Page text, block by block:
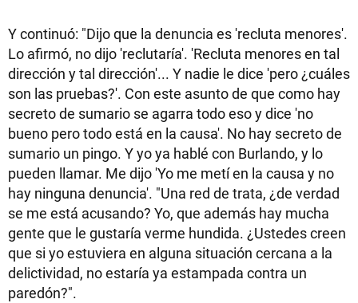
Y continuó: "Dijo que la denuncia es 'recluta menores'.
Lo afirmó, no dijo 'reclutaría'. 'Recluta menores en tal
dirección y tal dirección'... Y nadie le dice 'pero ¿cuáles
son las pruebas?'. Con este asunto de que como hay
secreto de sumario se agarra todo eso y dice 'no
bueno pero todo está en la causa'. No hay secreto de
sumario un pingo. Y yo ya hablé con Burlando, y lo
pueden llamar. Me dijo 'Yo me metí en la causa y no
hay ninguna denuncia'. "Una red de trata, ¿de verdad
se me está acusando? Yo, que además hay mucha
gente que le gustaría verme hundida. ¿Ustedes creen
que si yo estuviera en alguna situación cercana a la
delictividad, no estaría ya estampada contra un
paredón?".